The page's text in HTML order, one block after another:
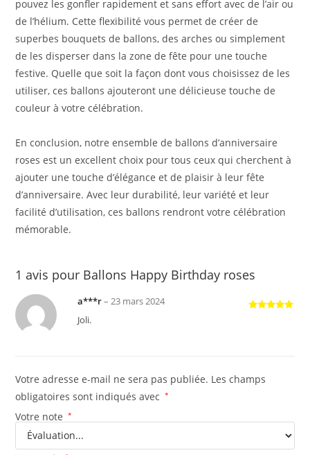
pouvez les gonfler rapidement et sans effort avec de l’air ou
de l’hélium. Cette flexibilité vous permet de créer de
superbes bouquets de ballons, des arches ou simplement
de les disperser dans la zone de fête pour une touche
festive. Quelle que soit la façon dont vous choisissez de les
utiliser, ces ballons ajouteront une délicieuse touche de
couleur à votre célébration.
En conclusion, notre ensemble de ballons d’anniversaire
roses est un excellent choix pour tous ceux qui cherchent à
ajouter une touche d’élégance et de plaisir à leur fête
d’anniversaire. Avec leur durabilité, leur variété et leur
facilité d’utilisation, ces ballons rendront votre célébration
mémorable.
1 avis pour Ballons Happy Birthday roses
a***r– 23 mars 2024
Joli.
Votre adresse e-mail ne sera pas publiée. Les champs
obligatoires sont indiqués avec
*
Votre note *